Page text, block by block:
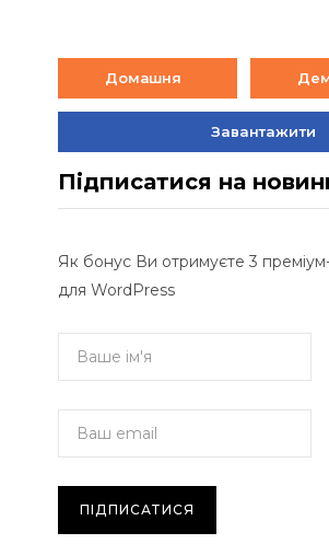
Домашня
Завантажити
Підписатися на
Як бонус Ви отримуєте 3
для WordPress